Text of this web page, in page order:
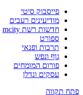
פייסבוק סיטי
מודיעינים רעבים
חדשות רשת mcity
ספורט
תרבות ופנאי
גוף ונפש
פורום המומחים
עסקים ונדלן